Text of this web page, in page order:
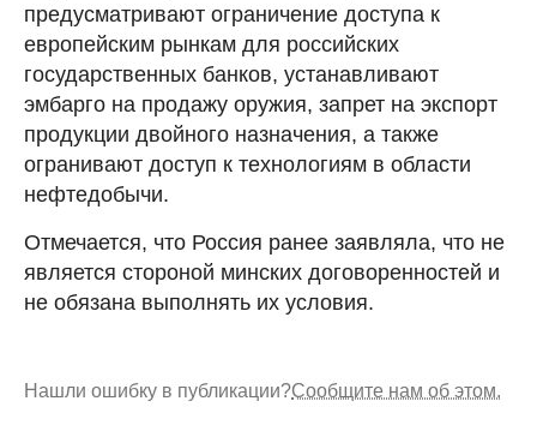
предусматривают ограничение доступа к
европейским рынкам для российских
государственных банков, устанавливают
эмбарго на продажу оружия, запрет на экспорт
продукции двойного назначения, а также
огранивают доступ к технологиям в области
нефтедобычи.
Отмечается, что Россия ранее заявляла, что не
является стороной минских договоренностей и
не обязана выполнять их условия.
Нашли ошибку в публикации?Сообщите нам об этом.